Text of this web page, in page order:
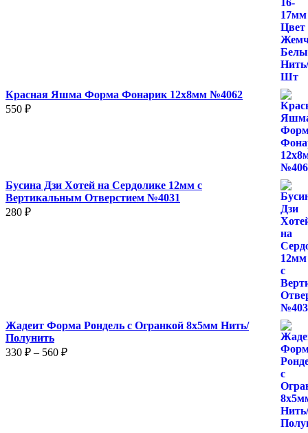
Красная Яшма Форма Фонарик 12x8мм №4062
550 ₽
Бусина Дзи Хотей на Сердолике 12мм с
Вертикальным Отверстием №4031
280 ₽
Жадеит Форма Рондель с Огранкой 8х5мм Нить/
Полунить
330 ₽ – 560 ₽Диапазон